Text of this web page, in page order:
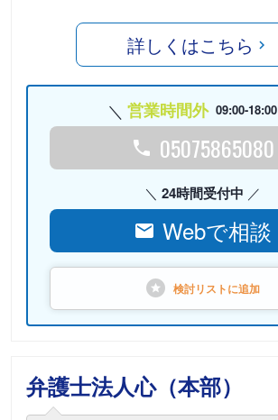
詳しくはこちら
営業時間外 09:00-18:00
05075865080
24時間受付中
Webで相談
検討リストに追加
弁護士法人心（本部）